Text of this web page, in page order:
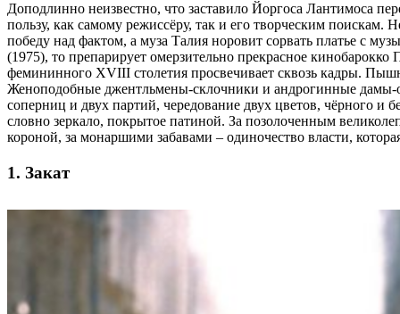
Доподлинно неизвестно, что заставило Йоргоса Лантимоса
пользу, как самому режиссёру, так и его творческим
победу над фактом, а муза Талия норовит сорвать платье с
(1975), то препарирует омерзительно прекрасное
фемининного XVIII столетия просвечивает сквозь кадры.
Женоподобные джентльмены-склочники и андрогинные
соперниц и двух партий, чередование двух цветов, чёрного и
словно зеркало, покрытое патиной. За позолоченным
короной, за монаршими забавами – одиночество власти,
1. Закат